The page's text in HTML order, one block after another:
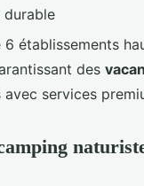
établissements
des
services